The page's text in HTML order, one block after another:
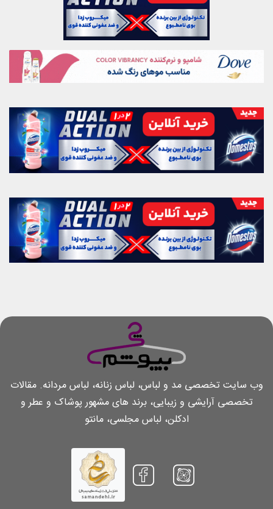
وب سایت تخصصی مد و لباس، لباس زنانه، لباس مردانه. مقالات
تخصصی آرایشی و زیبایی، برند های مشهور پوشاک و عطر و
ادکلن، لباس مجلسی، مانتو